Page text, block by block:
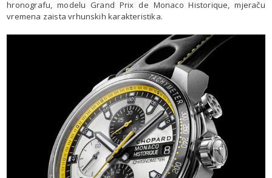
hronografu, modelu Grand Prix de Monaco Historique, mjeraču
vremena zaista vrhunskih karakteristika.